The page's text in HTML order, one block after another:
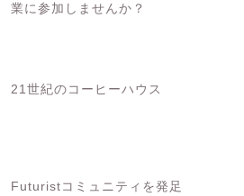
業に参加しませんか？
21世紀のコーヒーハウス
Futuristコミュニティを発足